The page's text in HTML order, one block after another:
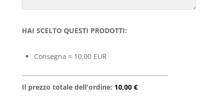
HAI SCELTO QUESTI PRODOTTI:
Consegna = 10,00 EUR
Il prezzo totale dell'ordine: 10,00 €